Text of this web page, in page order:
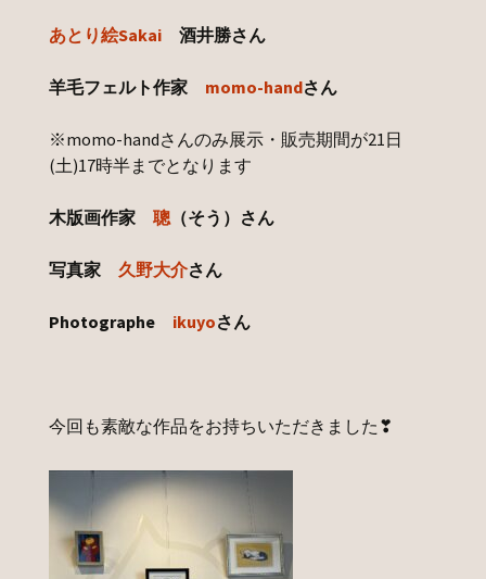
あとり絵Sakai 酒井勝さん
羊毛フェルト作家 momo-handさん
※momo-handさんのみ展示・販売期間が21日
(土)17時半までとなります
木版画作家 聰（そう）さん
写真家 久野大介さん
Photographe ikuyoさん
今回も素敵な作品をお持ちいただきました❣